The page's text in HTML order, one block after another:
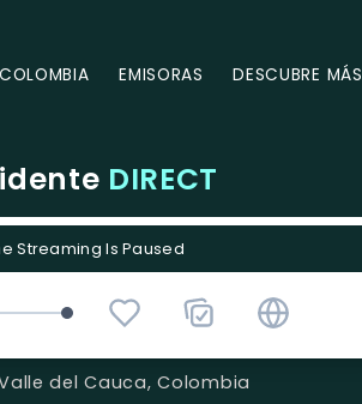
COLOMBIA EMISORAS DESCUBRE MÁS
DIRECT
Streaming Is Paused
del Cauca, Colombia